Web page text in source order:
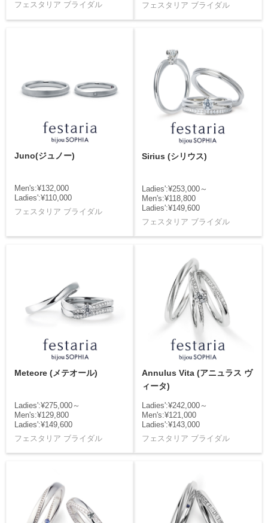
フェスタリア ブライダル フェスタリア ブライダル
Juno(ジュノー)
Men's:¥132,000
Ladies':¥110,000
フェスタリア ブライダル
Sirius (シリウス)
Ladies':¥253,000～
Men's:¥118,800
Ladies':¥149,600
フェスタリア ブライダル
Meteore (メテオール)
Ladies':¥275,000～
Men's:¥129,800
Ladies':¥149,600
フェスタリア ブライダル
Annulus Vita (アニュラス ヴ
ィータ)
Ladies':¥242,000～
Men's:¥121,000
Ladies':¥143,000
フェスタリア ブライダル